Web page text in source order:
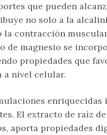
que pueden
no solo a la
la contracción
de magnesio se
propiedades que
a nivel celular.
enriquecidas
El extracto de raíz
aporta propiedades